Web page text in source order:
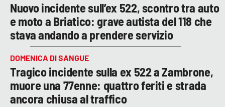
Nuovo incidente sull’ex 522, scontro tra auto
e moto a Briatico: grave autista del 118 che
stava andando a prendere servizio
DOMENICA DI SANGUE
Tragico incidente sulla ex 522 a Zambrone,
muore una 77enne: quattro feriti e strada
ancora chiusa al traffico